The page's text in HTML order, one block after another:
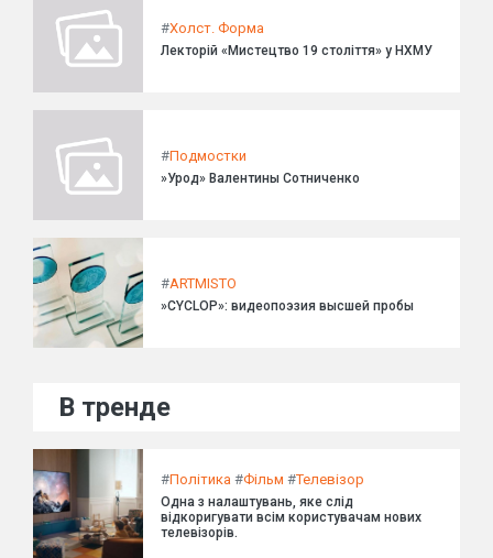
#Холст. Форма
Лекторій «Мистецтво 19 століття» у НХМУ
#Подмостки
»Урод» Валентины Сотниченко
#ARTMISTO
»CYCLOP»: видеопоэзия высшей пробы
В тренде
#Політика #Фільм #Телевізор
Одна з налаштувань, яке слід
відкоригувати всім користувачам нових
телевізорів.